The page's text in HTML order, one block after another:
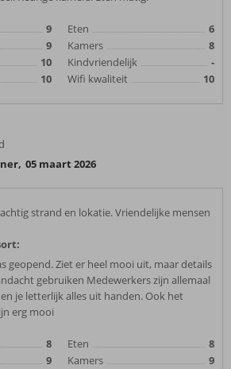
9
9
10
10
Eten
6
Kamers
8
Kindvriendelijk
-
Wifi kwaliteit
10
, 05 maart 2026
strand en lokatie. Vriendelijke mensen
geopend. Ziet er heel mooi uit, maar details
gebruiken Medewerkers zijn allemaal
je letterlijk alles uit handen. Ook het
erg mooi
8
9
Eten
8
Kamers
9